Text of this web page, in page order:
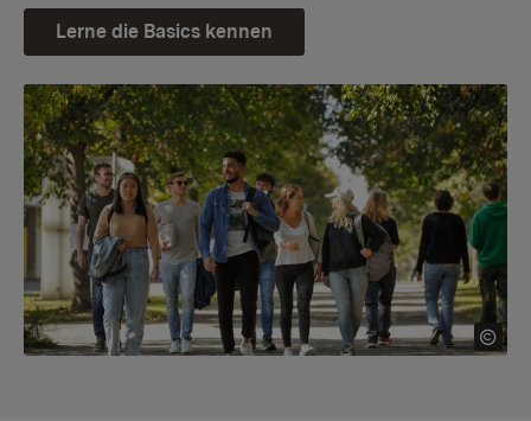
Lerne die Basics kennen